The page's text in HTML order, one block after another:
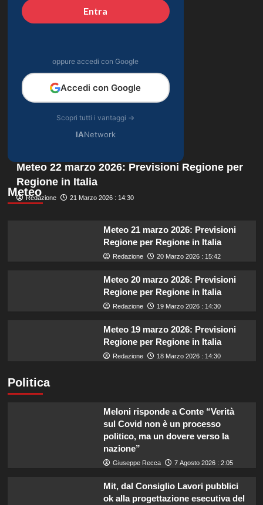
Entra
oppure accedi con Google
Accedi con Google
Scopri tutti i vantaggi →
IANetwork
Meteo
Meteo 22 marzo 2026: Previsioni Regione per
Regione in Italia
Redazione 21 Marzo 2026 : 14:30
Meteo 21 marzo 2026: Previsioni
Regione per Regione in Italia
Redazione 20 Marzo 2026 : 15:42
Meteo 20 marzo 2026: Previsioni
Regione per Regione in Italia
Redazione 19 Marzo 2026 : 14:30
Meteo 19 marzo 2026: Previsioni
Regione per Regione in Italia
Redazione 18 Marzo 2026 : 14:30
Politica
Meloni risponde a Conte “Verità
sul Covid non è un processo
politico, ma un dovere verso la
nazione”
Giuseppe Recca 7 Agosto 2026 : 2:05
Mit, dal Consiglio Lavori pubblici
ok alla progettazione esecutiva del